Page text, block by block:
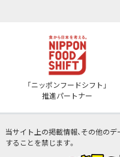
「ニッポンフードシフト」
推進パートナー
当サイト上の掲載情報、その他の
することを禁じます。